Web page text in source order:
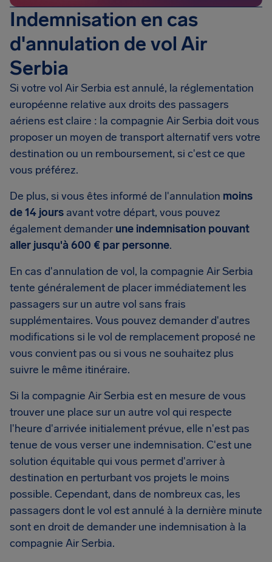
Indemnisation en cas
d'annulation de vol Air
Serbia
Si votre vol Air Serbia est annulé, la réglementation
européenne relative aux droits des passagers
aériens est claire : la compagnie Air Serbia doit vous
proposer un moyen de transport alternatif vers votre
destination ou un remboursement, si c'est ce que
vous préférez.
De plus, si vous êtes informé de l'annulation moins
de 14 jours avant votre départ, vous pouvez
également demander une indemnisation pouvant
aller jusqu'à 600 € par personne.
En cas d'annulation de vol, la compagnie Air Serbia
tente généralement de placer immédiatement les
passagers sur un autre vol sans frais
supplémentaires. Vous pouvez demander d'autres
modifications si le vol de remplacement proposé ne
vous convient pas ou si vous ne souhaitez plus
suivre le même itinéraire.
Si la compagnie Air Serbia est en mesure de vous
trouver une place sur un autre vol qui respecte
l'heure d'arrivée initialement prévue, elle n'est pas
tenue de vous verser une indemnisation. C'est une
solution équitable qui vous permet d'arriver à
destination en perturbant vos projets le moins
possible. Cependant, dans de nombreux cas, les
passagers dont le vol est annulé à la dernière minute
sont en droit de demander une indemnisation à la
compagnie Air Serbia.